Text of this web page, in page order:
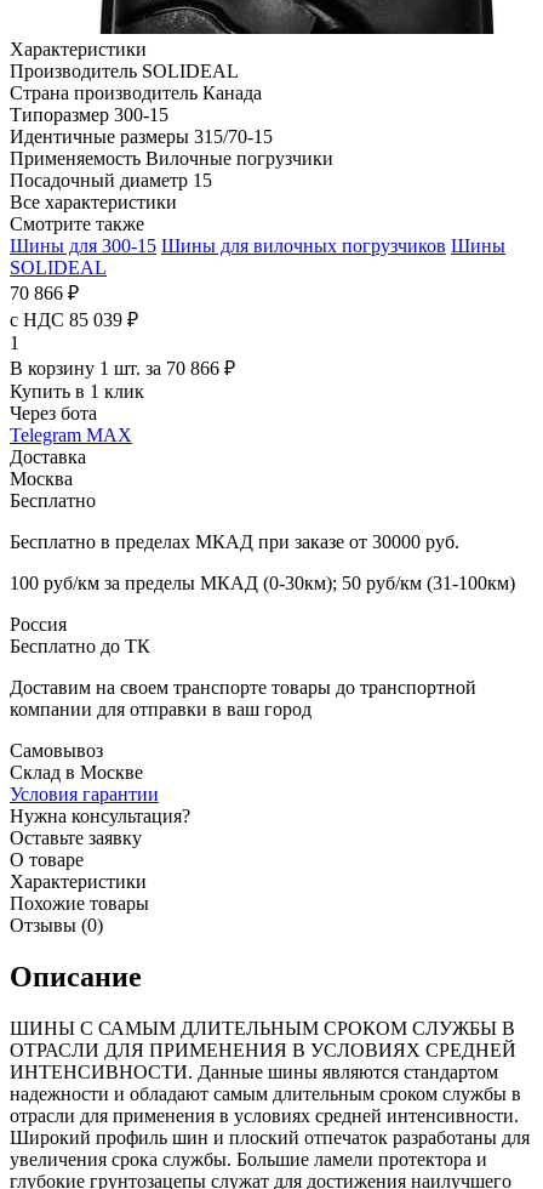
Характеристики
Производитель SOLIDEAL
Страна производитель Канада
Типоразмер 300-15
Идентичные размеры 315/70-15
Применяемость Вилочные погрузчики
Посадочный диаметр 15
Все характеристики
Смотрите также
Шины для 300-15 Шины для вилочных погрузчиков Шины
SOLIDEAL
70 866 ₽
с НДС 85 039 ₽
1
В корзину 1 шт. за 70 866 ₽
Купить в 1 клик
Через бота
Telegram MAX
Доставка
Москва
Бесплатно
Бесплатно в пределах МКАД при заказе от 30000 руб.
100 руб/км за пределы МКАД (0-30км); 50 руб/км (31-100км)
Россия
Бесплатно до ТК
Доставим на своем транспорте товары до транспортной
компании для отправки в ваш город
Самовывоз
Склад в Москве
Условия гарантии
Нужна консультация?
Оставьте заявку
О товаре
Характеристики
Похожие товары
Отзывы (0)
Описание
ШИНЫ С САМЫМ ДЛИТЕЛЬНЫМ СРОКОМ СЛУЖБЫ В
ОТРАСЛИ ДЛЯ ПРИМЕНЕНИЯ В УСЛОВИЯХ СРЕДНЕЙ
ИНТЕНСИВНОСТИ. Данные шины являются стандартом
надежности и обладают самым длительным сроком службы в
отрасли для применения в условиях средней интенсивности.
Широкий профиль шин и плоский отпечаток разработаны для
увеличения срока службы. Большие ламели протектора и
глубокие грунтозацепы служат для достижения наилучшего